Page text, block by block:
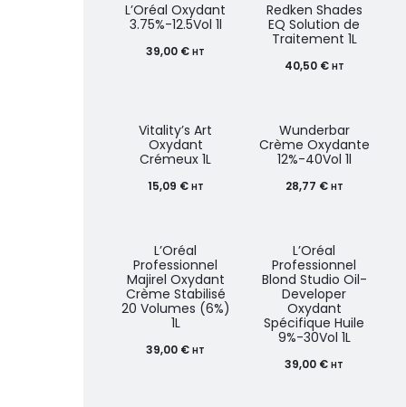
L’Oréal Oxydant
3.75%-12.5Vol 1l
39,00 € HT
Redken Shades
EQ Solution de
Traitement 1L
40,50 € HT
Vitality’s Art
Oxydant
Crémeux 1L
15,09 € HT
Wunderbar
Crème Oxydante
12%-40Vol 1l
28,77 € HT
L’Oréal
Professionnel
Majirel Oxydant
Crème Stabilisé
20 Volumes (6%)
1L
39,00 € HT
L’Oréal
Professionnel
Blond Studio Oil-
Developer
Oxydant
Spécifique Huile
9%-30Vol 1L
39,00 € HT